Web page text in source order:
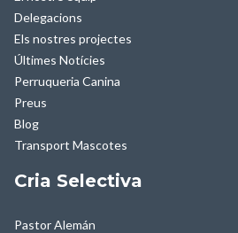
Delegacions
Els nostres projectes
Últimes Notícies
Perruqueria Canina
Preus
Blog
Transport Mascotes
Cria Selectiva
Pastor Alemán